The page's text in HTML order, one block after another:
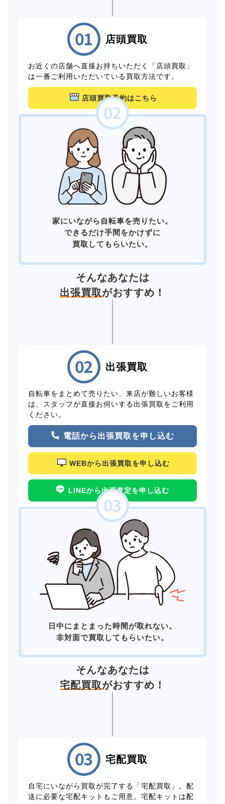
店頭買取
お近くの店舗へ直接お持ちいただく「店頭買取」
は一番ご利用いただいている買取方法です。
店頭買取予約はこちら
家にいながら自転車を売りたい。
できるだけ手間をかけずに
買取してもらいたい。
そんなあなたは
出張買取がおすすめ！
出張買取
自転車をまとめて売りたい、来店が難しいお客様
は、スタッフが直接お伺いする出張買取をご利用
ください。
電話から出張買取を申し込む
WEBから出張買取を申し込む
LINEから出張査定を申し込む
日中にまとまった時間が取れない。
非対面で買取してもらいたい。
そんなあなたは
宅配買取がおすすめ！
宅配買取
自宅にいながら買取が完了する「宅配買取」。配
送に必要な宅配キットもご用意。宅配キットは配